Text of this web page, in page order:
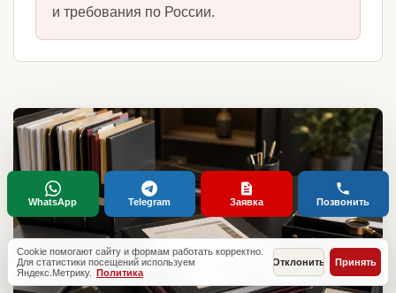
и требования по России.
Cookie помогают сайту и формам работать корректно.
Для статистики посещений используем
Яндекс.Метрику. Политика
Отклонить Принять
WhatsApp Telegram Заявка Позвонить